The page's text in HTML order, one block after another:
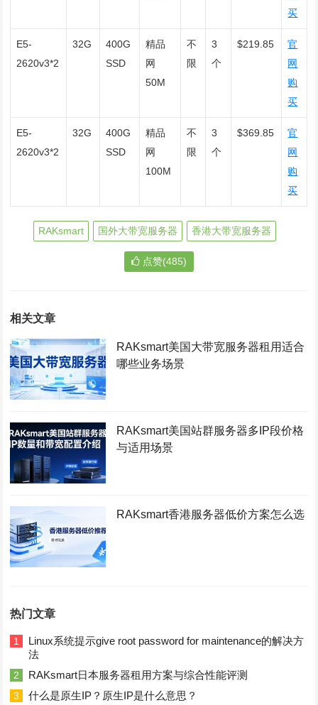
买
E5-
2620v3*2
32G
400G
SSD
精品
网
50M
不
限
3
个
$219.85
官
网
购
买
E5-
2620v3*2
32G
400G
SSD
精品
网
100M
不
限
3
个
$369.85
官
网
购
买
RAKsmart 国外大带宽服务器 香港大带宽服务器
点赞(485)
相关文章
RAKsmart美国大带宽服务器租用适合
哪些业务场景
RAKsmart美国站群服务器多IP段价格
与适用场景
RAKsmart香港服务器低价方案怎么选
热门文章
1
Linux系统提示give root password for maintenance的解决方
法
2 RAKsmart日本服务器租用方案与综合性能评测
3 什么是原生IP？原生IP是什么意思？